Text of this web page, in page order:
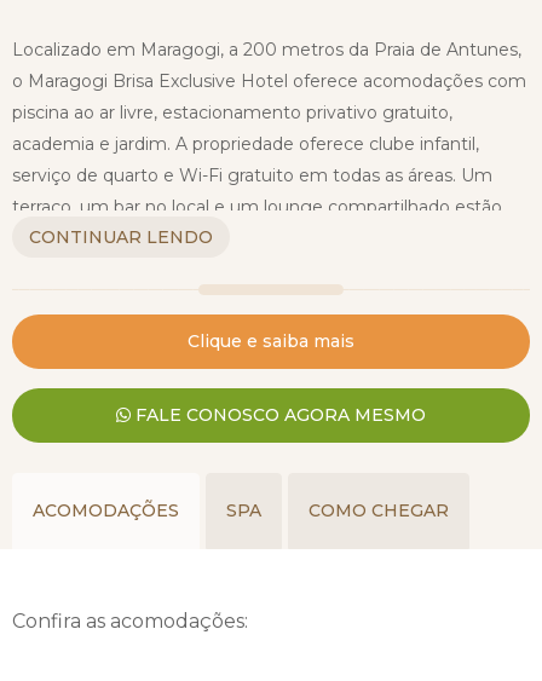
Localizado em Maragogi, a 200 metros da Praia de Antunes,
o Maragogi Brisa Exclusive Hotel oferece acomodações com
piscina ao ar livre, estacionamento privativo gratuito,
academia e jardim. A propriedade oferece clube infantil,
serviço de quarto e Wi-Fi gratuito em todas as áreas. Um
terraço, um bar no local e um lounge compartilhado estão
disponíveis.
O Maragogi Brisa Exclusive Hotel fica a 200 metros da Praia
de Barra Grande e a 4,2 km das Piscinas Naturais Galés. O
aeroporto mais próximo é o Aeroporto Internacional do
Recife/Guararapes - Gilberto Freyre, a 117 km da
acomodação.
ou evento para viajar para este Hotel, sempre definindo o
melhor formato para cada um dos membros. Entre em
CONTINUAR LENDO
Clique e saiba mais
FALE CONOSCO AGORA MESMO
ACOMODAÇÕES SPA COMO CHEGAR
Confira as acomodações: